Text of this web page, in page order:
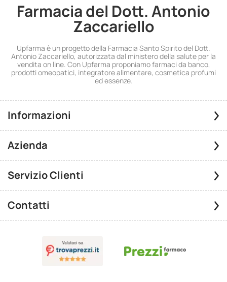
Farmacia del Dott. Antonio
Zaccariello
Upfarma è un progetto della Farmacia Santo Spirito del Dott.
Antonio Zaccariello, autorizzata dal ministero della salute per la
vendita on line. Con Upfarma proponiamo farmaci da banco,
prodotti omeopatici, integratore alimentare, cosmetica profumi
ed essenze.
Informazioni
Azienda
Servizio Clienti
Contatti